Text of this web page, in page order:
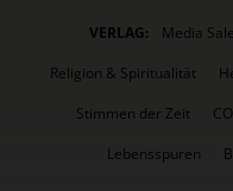
VERLAG:
Media
Religion & Spiritualität
Stimmen der Zeit
Lebensspuren